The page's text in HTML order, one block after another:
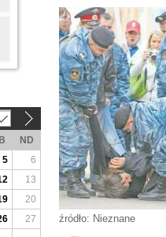
źródło: Nieznane
ND
5
6
13
20
27